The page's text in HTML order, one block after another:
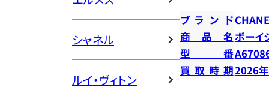
シャネル
ルイ・ヴィトン
ブランド
商品名ボーイ
型番
買取時期2026